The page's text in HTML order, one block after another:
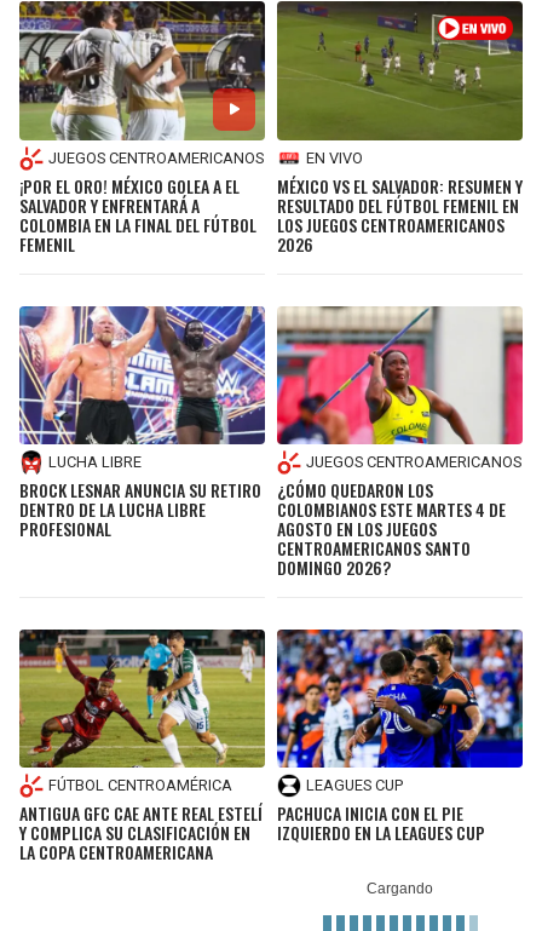
JUEGOS CENTROAMERICANOS
¡POR EL ORO! MÉXICO GOLEA A EL
SALVADOR Y ENFRENTARÁ A
COLOMBIA EN LA FINAL DEL FÚTBOL
FEMENIL
EN VIVO
MÉXICO VS EL SALVADOR: RESUMEN Y
RESULTADO DEL FÚTBOL FEMENIL EN
LOS JUEGOS CENTROAMERICANOS
2026
LUCHA LIBRE
BROCK LESNAR ANUNCIA SU RETIRO
DENTRO DE LA LUCHA LIBRE
PROFESIONAL
JUEGOS CENTROAMERICANOS
¿CÓMO QUEDARON LOS
COLOMBIANOS ESTE MARTES 4 DE
AGOSTO EN LOS JUEGOS
CENTROAMERICANOS SANTO
DOMINGO 2026?
FÚTBOL CENTROAMÉRICA
ANTIGUA GFC CAE ANTE REAL ESTELÍ
Y COMPLICA SU CLASIFICACIÓN EN
LA COPA CENTROAMERICANA
LEAGUES CUP
PACHUCA INICIA CON EL PIE
IZQUIERDO EN LA LEAGUES CUP